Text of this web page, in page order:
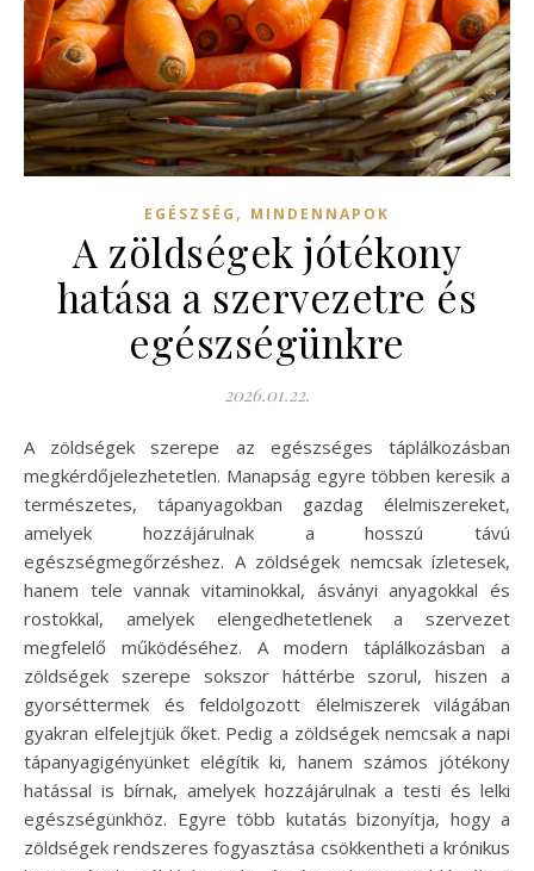
EGÉSZSÉG , MINDENNAPOK
A zöldségek jótékony
hatása a szervezetre és
egészségünkre
2026.01.22.
A zöldségek szerepe az egészséges táplálkozásban
megkérdőjelezhetetlen. Manapság egyre többen keresik a
természetes, tápanyagokban gazdag élelmiszereket,
amelyek hozzájárulnak a hosszú távú
egészségmegőrzéshez. A zöldségek nemcsak ízletesek,
hanem tele vannak vitaminokkal, ásványi anyagokkal és
rostokkal, amelyek elengedhetetlenek a szervezet
megfelelő működéséhez. A modern táplálkozásban a
zöldségek szerepe sokszor háttérbe szorul, hiszen a
gyorséttermek és feldolgozott élelmiszerek világában
gyakran elfelejtjük őket. Pedig a zöldségek nemcsak a napi
tápanyagigényünket elégítik ki, hanem számos jótékony
hatással is bírnak, amelyek hozzájárulnak a testi és lelki
egészségünkhöz. Egyre több kutatás bizonyítja, hogy a
zöldségek rendszeres fogyasztása csökkentheti a krónikus